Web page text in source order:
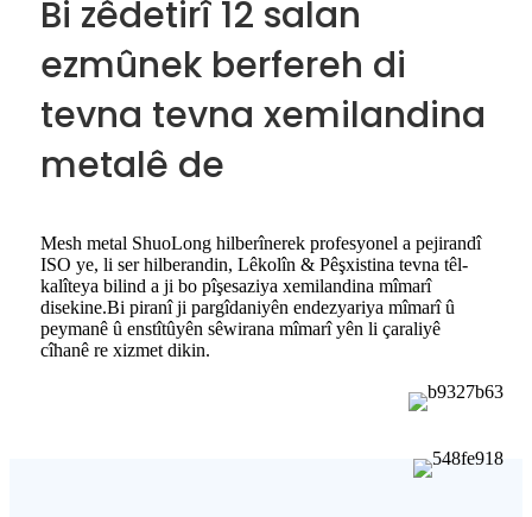
Bi zêdetirî 12 salan
ezmûnek berfereh di
tevna tevna xemilandina
metalê de
Mesh metal ShuoLong hilberînerek profesyonel a pejirandî
ISO ye, li ser hilberandin, Lêkolîn & Pêşxistina tevna têl-
kalîteya bilind a ji bo pîşesaziya xemilandina mîmarî
disekine.Bi piranî ji pargîdaniyên endezyariya mîmarî û
peymanê û enstîtûyên sêwirana mîmarî yên li çaraliyê
cîhanê re xizmet dikin.